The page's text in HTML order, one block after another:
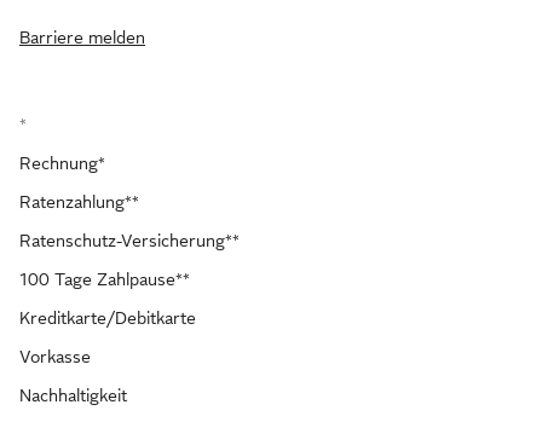
Barriere melden
*
Rechnung*
Ratenzahlung**
Ratenschutz-Versicherung**
100 Tage Zahlpause**
Kreditkarte/Debitkarte
Vorkasse
Nachhaltigkeit